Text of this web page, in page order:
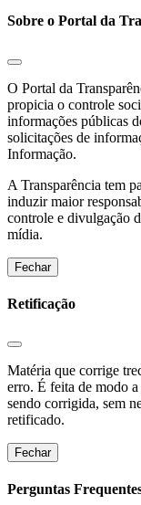
Sobre o Portal da
O Portal da
propicia o controle
informações públicas
solicitações de
Informação.
A Transparência tem
induzir maior
controle e divulgação
mídia.
Fechar
Retificação
Matéria que corrige
erro. É feita de modo
sendo corrigida, sem
retificado.
Fechar
Perguntas